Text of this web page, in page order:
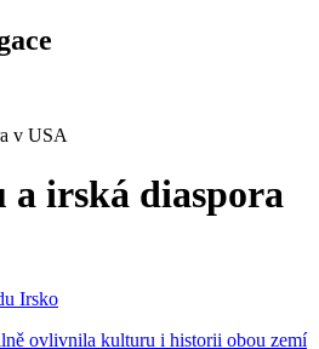
v USA
a irská diaspora
Irsko